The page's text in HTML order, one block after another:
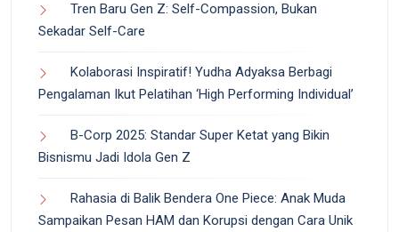
Tren Baru Gen Z: Self-Compassion, Bukan
Sekadar Self-Care
Kolaborasi Inspiratif! Yudha Adyaksa Berbagi
Pengalaman Ikut Pelatihan ‘High Performing Individual’
B-Corp 2025: Standar Super Ketat yang Bikin
Bisnismu Jadi Idola Gen Z
Rahasia di Balik Bendera One Piece: Anak Muda
Sampaikan Pesan HAM dan Korupsi dengan Cara Unik